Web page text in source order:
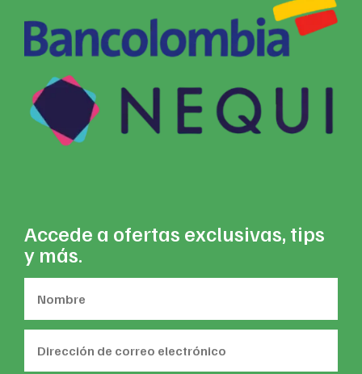
Accede a ofertas exclusivas, tips
y más.